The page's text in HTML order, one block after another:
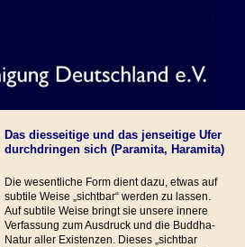
Das diesseitige und das jenseitige Ufer
durchdringen sich (Paramita, Haramita)
Die wesentliche Form dient dazu, etwas auf
subtile Weise „sichtbar“ werden zu lassen.
Auf subtile Weise bringt sie unsere innere
Verfassung zum Ausdruck und die Buddha-
Natur aller Existenzen. Dieses „sichtbar